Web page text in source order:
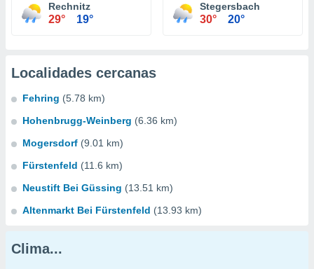
Rechnitz
29° 19°
Stegersbach
30° 20°
Localidades cercanas
Fehring (5.78 km)
Hohenbrugg-Weinberg (6.36 km)
Mogersdorf (9.01 km)
Fürstenfeld (11.6 km)
Neustift Bei Güssing (13.51 km)
Altenmarkt Bei Fürstenfeld (13.93 km)
Clima...